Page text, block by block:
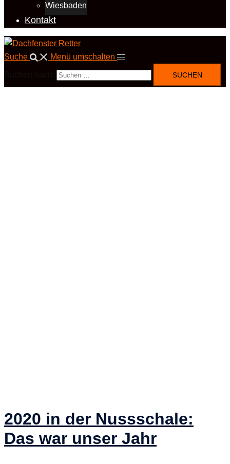
Wiesbaden
Kontakt
Suche Menü umschalten
2020 in der Nussschale:
Das war unser Jahr